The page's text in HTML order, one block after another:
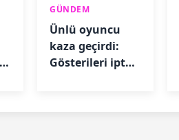
GÜNDEM
Ünlü oyuncu
kaza geçirdi:
Gösterileri iptal